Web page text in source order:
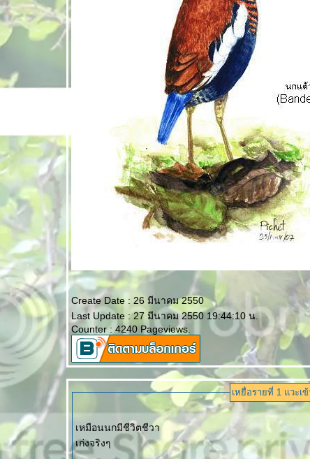
Create Date : 26 มีนาคม 2550
Last Update : 27 มีนาคม 2550 19:44:10 น.
Counter : 4240 Pageviews.
เหยื่อรายที่ 1 แวะเ
เหมือนนกมีชีวิตชีวา
เก่งจริงๆ